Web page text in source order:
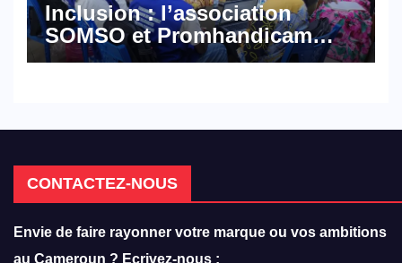
Inclusion : l’association
SOMSO et Promhandicam
militent en faveur d’une
CONTACTEZ-NOUS
Envie de faire rayonner votre marque ou vos ambitions
au Cameroun ? Ecrivez-nous :